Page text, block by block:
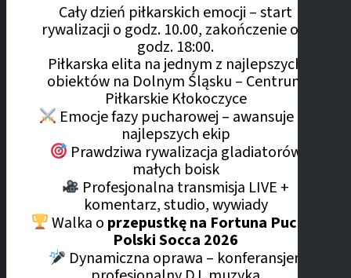
Cały dzień piłkarskich emocji – start
rywalizacji o godz. 10.00, zakończenie ok.
godz. 18:00.
Piłkarska elita na jednym z najlepszych
obiektów na Dolnym Śląsku – Centrum
Piłkarskie Kłokoczyce
Emocje fazy pucharowej – awansuje 16
najlepszych ekip
Prawdziwa rywalizacja gladiatorów
małych boisk
Profesjonalna transmisja LIVE +
komentarz, studio, wywiady
Walka o przepustkę na Fortuna Puchar
Polski Socca 2026
Dynamiczna oprawa – konferansjer,